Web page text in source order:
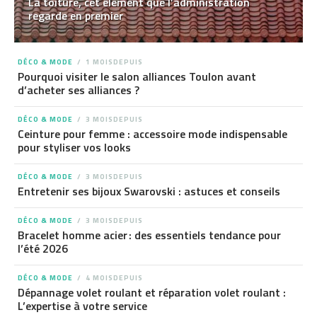
regarde en premier
DÉCO & MODE 1 MOISDEPUIS
Pourquoi visiter le salon alliances Toulon avant
d’acheter ses alliances ?
DÉCO & MODE 3 MOISDEPUIS
Ceinture pour femme : accessoire mode indispensable
pour styliser vos looks
DÉCO & MODE 3 MOISDEPUIS
Entretenir ses bijoux Swarovski : astuces et conseils
DÉCO & MODE 3 MOISDEPUIS
Bracelet homme acier : des essentiels tendance pour
l’été 2026
DÉCO & MODE 4 MOISDEPUIS
Dépannage volet roulant et réparation volet roulant :
L’expertise à votre service